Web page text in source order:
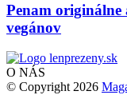
Penam originálne
vegánov
O NÁS
© Copyright 2026